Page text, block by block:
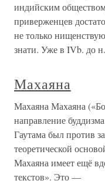
индийским
приверженцев
не только
знати. Уже в IVb. до
Махаяна
Махаяна Махаяна
направление
Гаутама был против
теоретической
Махаяна имеет ещё
текстов». Это —